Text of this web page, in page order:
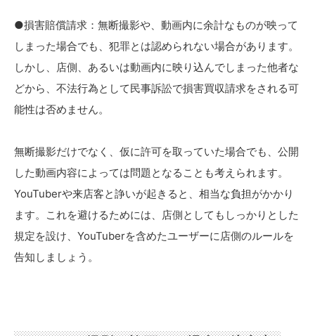
●損害賠償請求：無断撮影や、動画内に余計なものが映って
しまった場合でも、犯罪とは認められない場合があります。
しかし、店側、あるいは動画内に映り込んでしまった他者な
どから、不法行為として民事訴訟で損害買収請求をされる可
能性は否めません。
無断撮影だけでなく、仮に許可を取っていた場合でも、公開
した動画内容によっては問題となることも考えられます。
YouTuberや来店客と諍いが起きると、相当な負担がかかり
ます。これを避けるためには、店側としてもしっかりとした
規定を設け、YouTuberを含めたユーザーに店側のルールを
告知しましょう。